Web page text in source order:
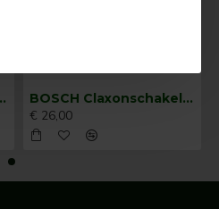
mm 0343013001 BOSCH Claxonschakelaar opbouw ⌀26 mm 0343007001
€ 26,00